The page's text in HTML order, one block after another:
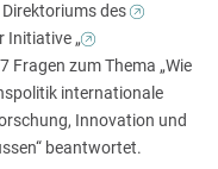
des
Initiative „
Fragen zum Thema „Wie
internationale
Innovation und
beantwortet.